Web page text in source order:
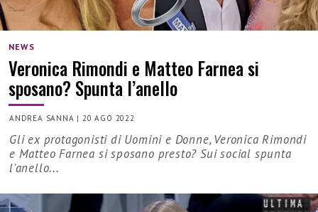
NEWS
Veronica Rimondi e Matteo Farnea si
sposano? Spunta l’anello
ANDREA SANNA |20 AGO 2022
Gli ex protagonisti di Uomini e Donne, Veronica Rimondi
e Matteo Farnea si sposano presto? Sui social spunta
l'anello...